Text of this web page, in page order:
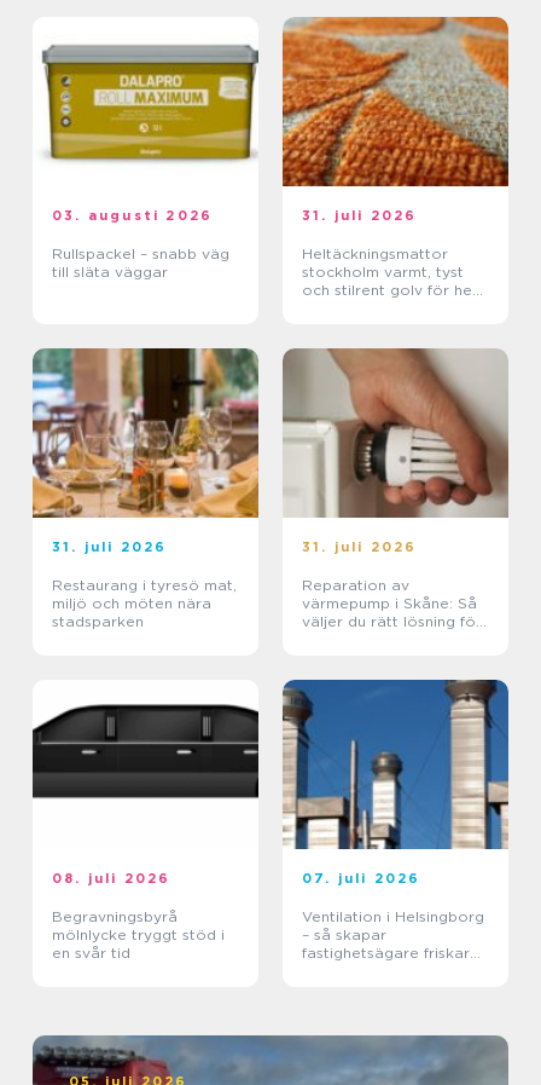
03. augusti 2026
Rullspackel – snabb väg
till släta väggar
31. juli 2026
Heltäckningsmattor
stockholm varmt, tyst
och stilrent golv för hem
31. juli 2026
Restaurang i tyresö mat,
miljö och möten nära
stadsparken
31. juli 2026
Reparation av
värmepump i Skåne: Så
väljer du rätt lösning för
08. juli 2026
Begravningsbyrå
mölnlycke tryggt stöd i
en svår tid
07. juli 2026
Ventilation i Helsingborg
– så skapar
fastighetsägare friskare
05. juli 2026